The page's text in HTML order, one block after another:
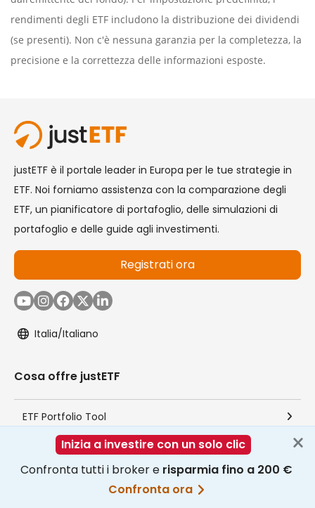
rendimenti degli ETF includono la distribuzione dei dividendi
(se presenti). Non c'è nessuna garanzia per la completezza, la
precisione e la correttezza delle informazioni esposte.